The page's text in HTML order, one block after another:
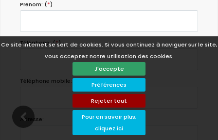
Ce site internet se sert de cookies. Si vous continuez à naviguer sur le site,
vous acceptez notre utilisation des cookies.
J'accepte
Préférences
Rejeter tout
Pour en savoir plus,
cliquez ici
Prenom: (*)
Téléphone: (*)
Téléphone mobile:
Adresse: